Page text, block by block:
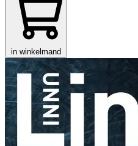
in winkelmand